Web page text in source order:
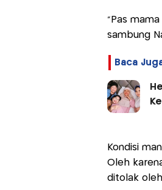
"Pas
sambung
Baca
Kondisi
Oleh
ditolak